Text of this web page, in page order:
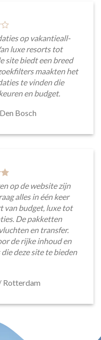
op vakantieall-
luxe resorts tot
site biedt een breed
maakten het
te vinden die
en budget.
Den Bosch
op de website zijn
alles in één keer
van budget, luxe tot
De pakketten
en transfer.
de rijke inhoud en
deze site te bieden
Rotterdam